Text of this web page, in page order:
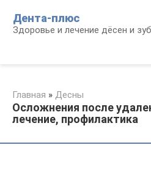
контенту
Дента-плюс
Здоровье и лечение дёсен и
Главная » Десны
Осложнения после
лечение, профилактика